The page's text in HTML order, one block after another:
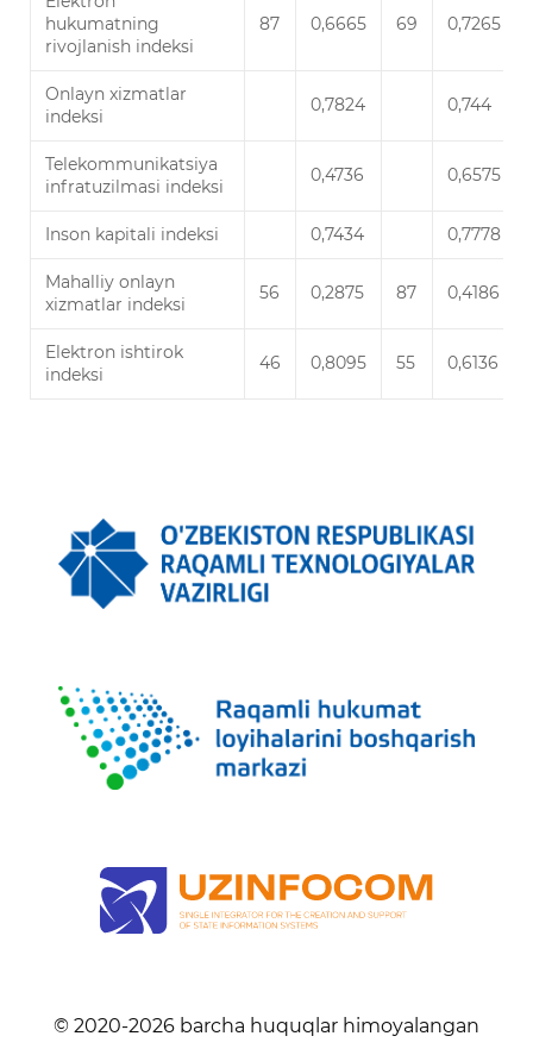
hukumatning
rivojlanish indeksi
87 0,6665 69 0,7265
Onlayn xizmatlar
indeksi
0,7824 0,744
Telekommunikatsiya
infratuzilmasi indeksi
0,4736 0,6575
Inson kapitali indeksi 0,7434 0,7778
Mahalliy onlayn
xizmatlar indeksi
56 0,2875 87 0,4186
Elektron ishtirok
indeksi
46 0,8095 55 0,6136
© 2020-2026 barcha huquqlar himoyalangan